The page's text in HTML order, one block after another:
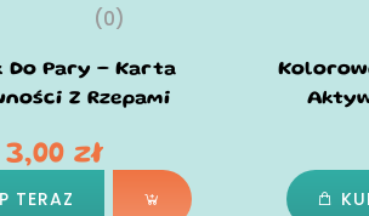
(0)
Do Pary – Karta
Z Rzepami
3,00 zł
TERAZ